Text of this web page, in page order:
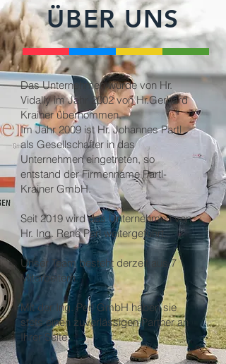
ÜBER UNS
Das Unternehmen wurde von Hr.
Vidally im Jahr 2002 von Hr.Gerhard
Krainer übernommen.
Im Jahr 2009 ist Hr. Johannes Partl
als Gesellschafter in das
Unternehmen eingetreten, so
entstand der Firmenname Partl-
Krainer GmbH.
Seit 2019 wird das Unternehmen von
Hr. Ing. René Perl weitergeführt.
Unser Team besteht derzeit aus 7
Mitarbeitern.
Mit der Ing. Perl GmbH haben sie
stets einen zuverlässigen Partner an
Ihrer Seite.